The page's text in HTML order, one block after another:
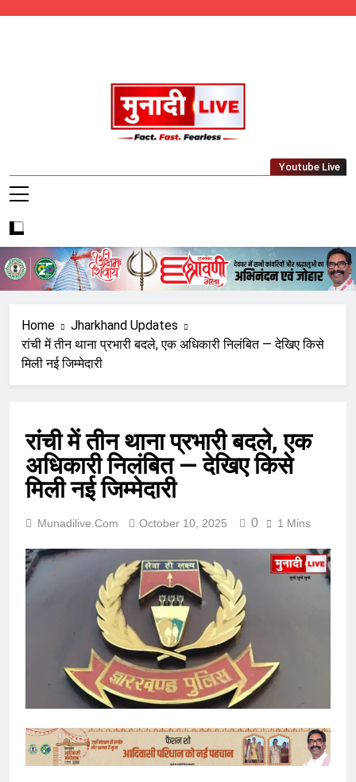
Munadi Live – Jharkhand's Leading Local
Youtube Live
Home
Jharkhand Updates
रांची में तीन थाना प्रभारी बदले, एक अधिकारी निलंबित — देखिए किसे
मिली नई जिम्मेदारी
रांची में तीन थाना प्रभारी बदले, एक
अधिकारी निलंबित — देखिए किसे
मिली नई जिम्मेदारी
Munadilive.com October 10, 2025 0 1 Mins